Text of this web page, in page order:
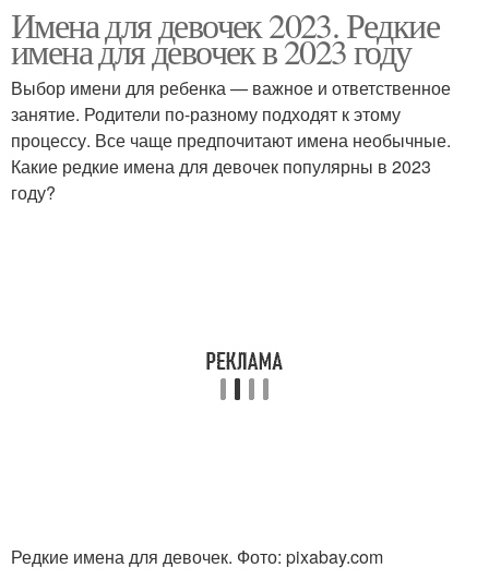
Имена для мальчиков Счастливые имена
Русские имена Имена для дочек
Имена для девочек 2023. Редкие
имена для девочек в 2023 году
Выбор имени для ребенка — важное и ответственное
занятие. Родители по-разному подходят к этому
процессу. Все чаще предпочитают имена необычные.
Какие редкие имена для девочек популярны в 2023
году?
Редкие имена для девочек. Фото: pixabay.com